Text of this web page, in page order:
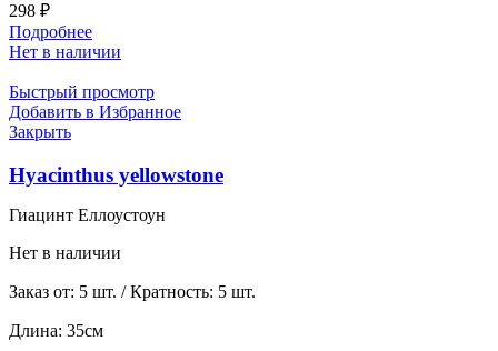
298 ₽
Подробнее
Нет в наличии
Быстрый просмотр
Добавить в Избранное
Закрыть
Hyacinthus yellowstone
Гиацинт Еллоустоун
Нет в наличии
Заказ от: 5 шт. / Кратность: 5 шт.
Длина: 35см